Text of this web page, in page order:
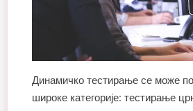
Динамичко тестирање се може
широке категорије: тестирање